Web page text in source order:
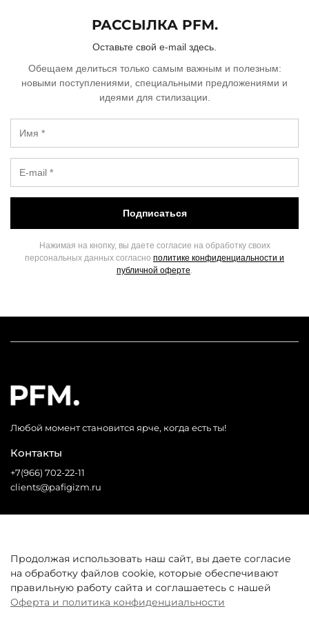
РАССЫЛКА PFM.
Оставьте свой e-mail здесь.
Обещаем делиться только самым важным и полезным:
новыми поступлениями, специальными предложениями и
идеями для стилизации.
Подписаться
Нажимая на кнопку, вы даете согласие на обработку своих
персональных данных согласно политике конфиденциальности и
публичной оферте.
Любой момент становится ярче, когда есть ты!
Покупателям
Контакты
+7(966) 702-22-11
clients@pafigizm.ru
* Запрещенная сеть
Продолжая использовать наш сайт, вы даете согласие
на обработку файлов cookie, которые обеспечивают
правильную работу сайта и соглашаетесь с нашей
Оферта и политика конфиденциальности